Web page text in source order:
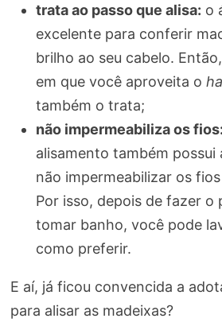
trata ao passo que alisa: o
excelente para conferir
brilho ao seu cabelo.
em que você aproveita o
também o trata;
não impermeabiliza os fios:
alisamento também possui
não impermeabilizar os
Por isso, depois de fazer o
tomar banho, você pode
como preferir.
E aí, já ficou convencida a
para alisar as madeixas?